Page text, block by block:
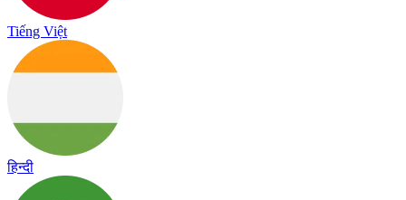
Tiếng Việt
हिन्दी